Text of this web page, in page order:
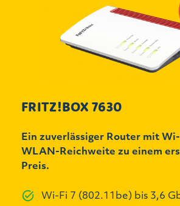
FRITZ!BOX 7630
Ein zuverlässiger Router mit
WLAN-Reichweite zu einem
Preis.
Wi-Fi 7 (802.11be) bis 3,6